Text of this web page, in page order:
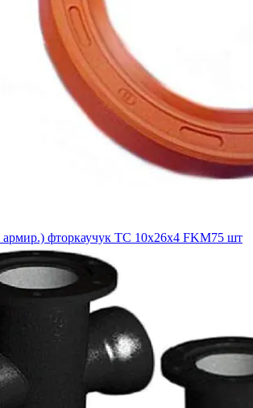
фторкаучук TC 10х26х4 FKM75 шт